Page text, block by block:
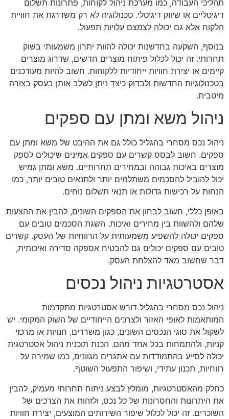
תהליכי העבודה, כמו מערכת ניהול לקוחות, פתרונות תשלום
דיגיטליים או שיווק דיגיטלי. טכנולוגיה לא רק משדרגת את חוויית
הלקוח אלא גם יכולה לצמצם עלויות תפעול.
בנוסף, השקעה בחדשנות יכולה להוות יתרון משמעותי בשוק
תחרותי. זה יכול לכלול פיתוח מוצרים חדשים, שדרוג מוצרים
קיימים או יצירת חוויות ייחודיות ללקוחות. חשוב להיות מעודכנים
בטכנולוגיות החדשות ולבדוק כיצד ניתן לשלב אותן בעסק בצורה
מיטבית.
ניהול משא ומתן עם ספקים
ניהול נכס מסחרי בהגליל כולל גם את ההיבט של משא ומתן עם
ספקים. חשוב לבסס קשרים עם ספקים אמינים שיכולים לספק
מוצרים באיכות גבוהה ובמחירים תחרותיים. משא ומתן גמיש
יכול להוביל להסכמים משתלמים יותר ולתנאים טובים יותר, כמו
הנחות על רכישות גדולות או תנאי תשלום נוחים.
באופן כללי, חשוב לבחון את הספקים השונים, להבין את ההצעות
שלהם ולהשוות בין מחירים ואיכות. השגת הסכמים טובים עם
ספקים יכולה להשפיע משמעותית על הרווחיות של העסק. קשרים
טובים עם ספקים יכולים גם להבטיח אספקה סדירה ואיכותית,
דבר שחשוב מאד להצלחת העסק.
אסטרטגיות ניהול נכסים
ניהול נכס מסחרי בהגליל דורש אסטרטגיות מתקדמות
המותאמות לאופי האזור ולצרכים הייחודיים של השוק המקומי. יש
לשקול את סוגי הנכסים השונים, כגון משרדים, חנויות או מרכזי
קניות, ולהתמחות בכל אחד מהם. הכנת תוכנית ניהול אסטרטגית
יכולה לסייע בהתמודדות עם אתגרים מגוונים, כמו שמירה על
רווחיות, תכנון עתידי, ושיפור התפעול השוטף.
כחלק מהאסטרטגיות, מומלץ לבצע ניתוח תחרותי מעמיק, להבין
את היתרונות והחסרונות של כל נכס, ולזהות את הצרכים של
השוכרים. זה יכול לכלול שיפור השירותים המוצעים, יצירת חוויות